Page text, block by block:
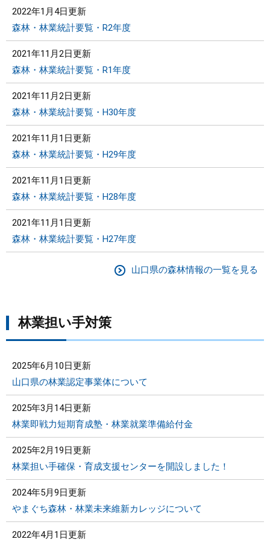
2022年1月4日更新
森林・林業統計要覧・R2年度
2021年11月2日更新
森林・林業統計要覧・R1年度
2021年11月2日更新
森林・林業統計要覧・H30年度
2021年11月1日更新
森林・林業統計要覧・H29年度
2021年11月1日更新
森林・林業統計要覧・H28年度
2021年11月1日更新
森林・林業統計要覧・H27年度
山口県の森林情報の一覧を見る
林業担い手対策
2025年6月10日更新
山口県の林業認定事業体について
2025年3月14日更新
林業即戦力短期育成塾・林業就業準備給付金
2025年2月19日更新
林業担い手確保・育成支援センターを開設しました！
2024年5月9日更新
やまぐち森林・林業未来維新カレッジについて
2022年4月1日更新